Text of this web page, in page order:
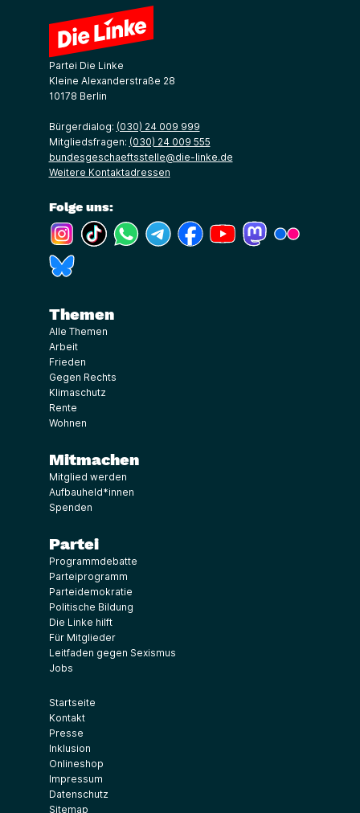
Partei Die Linke
Kleine Alexanderstraße 28
10178 Berlin
Bürgerdialog: (030) 24 009 999
Mitgliedsfragen: (030) 24 009 555
bundesgeschaeftsstelle@die-linke.de
Weitere Kontaktadressen
Folge uns:
(Link öffnet ein neues Fenster)
(Link öffnet ein neues Fenster)
(Link öffnet ein neues Fenster)
(Link öffnet ein neues Fenster)
(Link öffnet ein neues Fenster)
(Link öffnet ein neues
(Link öffnet ein
Themen
Alle Themen
Arbeit
Frieden
Gegen Rechts
Klimaschutz
Rente
Wohnen
Mitmachen
Mitglied werden
Aufbauheld*innen
Spenden
Partei
Programmdebatte
Parteiprogramm
Parteidemokratie
Politische Bildung
Die Linke hilft
Für Mitglieder
Leitfaden gegen Sexismus
Jobs
Startseite
Kontakt
Presse
Inklusion
Onlineshop
Impressum
Datenschutz
Sitemap